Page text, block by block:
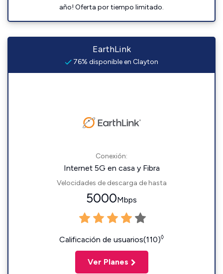
año! Oferta por tiempo limitado.
EarthLink
76% disponible en Clayton
Conexión:
Internet 5G en casa y Fibra
Velocidades de descarga de hasta
5000Mbps
Calificación de usuarios(110)◊
Ver Planes